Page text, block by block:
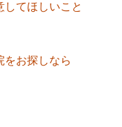
てほしいこと
をお探しなら